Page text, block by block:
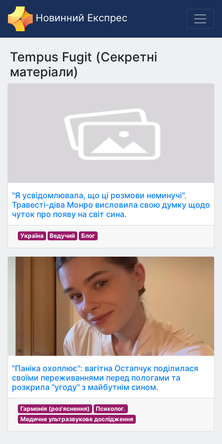
Новинний Експрес
Tempus Fugit (Секретні
матеріали)
"Я усвідомлювала, що ці розмови неминучі".
Травесті-діва Монро висловила свою думку щодо
чуток про появу на світ сина.
Україна Ведучий Блог
"Паніка охоплює": вагітна Остапчук поділилася
своїми переживаннями перед пологами та
розкрила "угоду" з майбутнім сином.
Гармонія (роз'яснення)
Психолог.
Медичне ультразвукове дослідження